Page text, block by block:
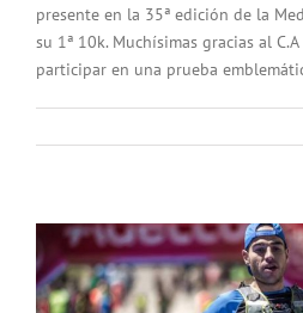
presente en la 35ª edición de la
su 1ª 10k. Muchísimas gracias al C.A
participar en una prueba